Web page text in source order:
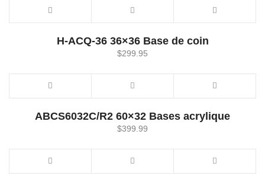
H-ACQ-36 36×36 Base de coin
$299.95
ABCS6032C/R2 60×32 Bases acrylique
$399.99